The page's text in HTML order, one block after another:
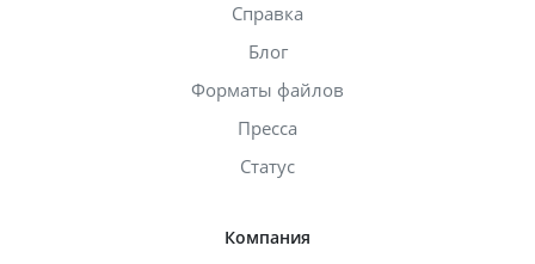
Справка
Блог
Форматы файлов
Пресса
Статус
Компания